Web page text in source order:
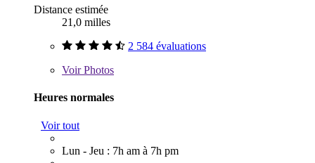
Distance estimée
21,0 milles
2 584 évaluations
VoirPhotos
Heures normales
Voir tout
Lun - Jeu : 7h am à 7h pm